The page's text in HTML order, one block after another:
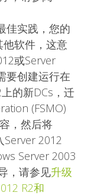
佳实践，您的
他软件，这意
或Server
要创建运行在
的新DCs，迁
(FSMO)
，然后将
Server 2012
Server 2003
，请参见升级
R2和